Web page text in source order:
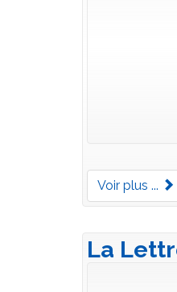
Voir plus ...
La